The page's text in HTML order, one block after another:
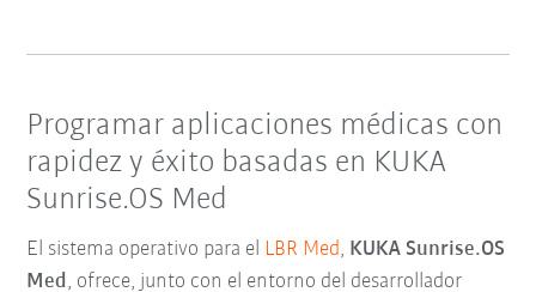
Programar aplicaciones médicas con
rapidez y éxito basadas en KUKA
Sunrise.OS Med
El sistema operativo para el LBR Med, KUKA Sunrise.OS
Med, ofrece, junto con el entorno del desarrollador